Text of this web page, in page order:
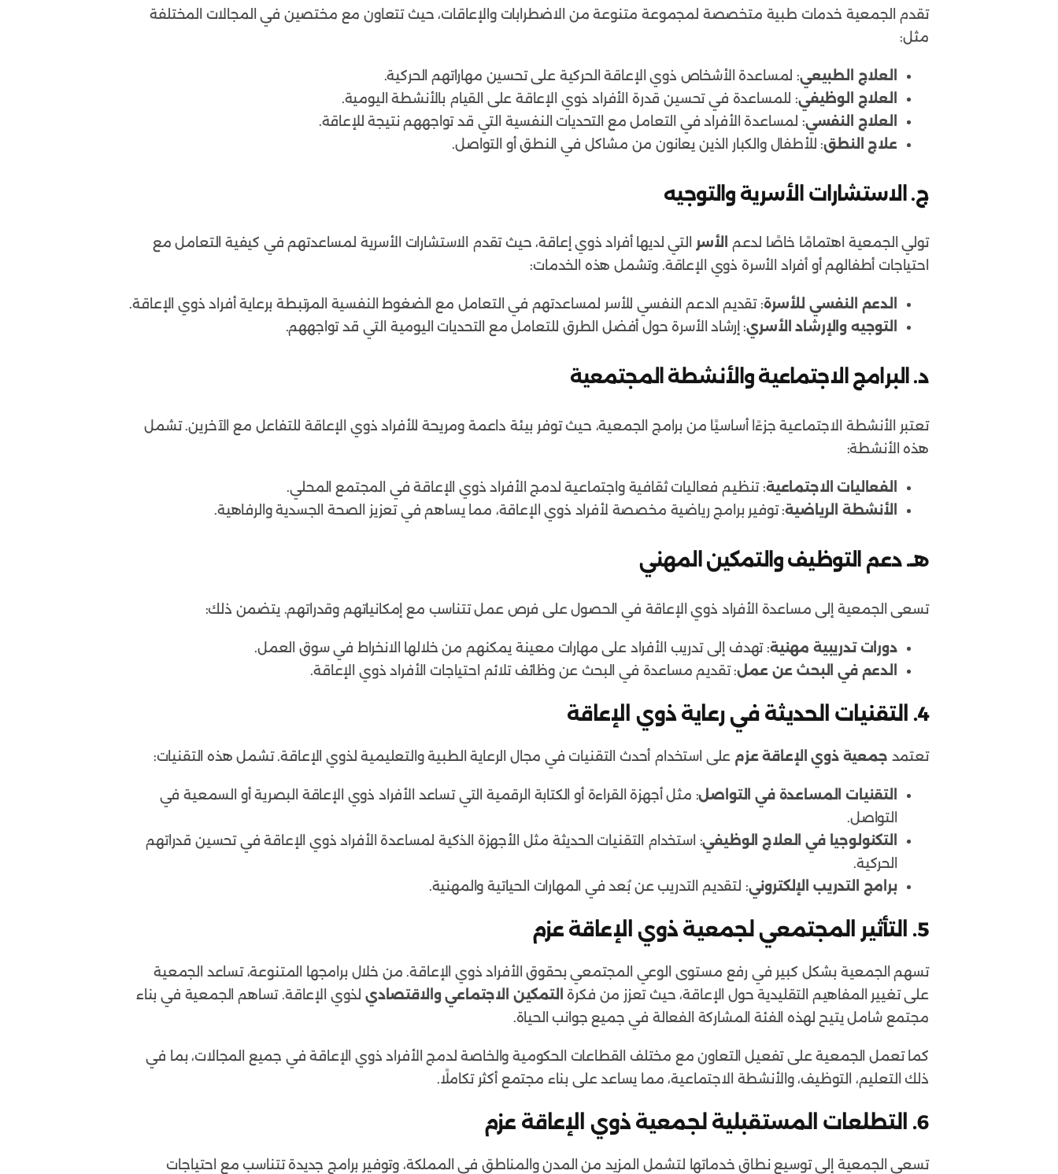
تقدم الجمعية خدمات طبية متخصصة لمجموعة متنوعة من الاضطرابات والإعاقات، حيث تتعاون مع مختصين في المجالات المختلفة
مثل:
العلاج الطبيعي: لمساعدة الأشخاص ذوي الإعاقة الحركية على تحسين مهاراتهم الحركية.
العلاج الوظيفي: للمساعدة في تحسين قدرة الأفراد ذوي الإعاقة على القيام بالأنشطة اليومية.
العلاج النفسي: لمساعدة الأفراد في التعامل مع التحديات النفسية التي قد تواجههم نتيجة للإعاقة.
علاج النطق: للأطفال والكبار الذين يعانون من مشاكل في النطق أو التواصل.
ج. الاستشارات الأسرية والتوجيه
تولي الجمعية اهتمامًا خاصًا لدعم الأسر
التي لديها أفراد ذوي إعاقة، حيث تقدم الاستشارات الأسرية لمساعدتهم في كيفية التعامل مع
احتياجات أطفالهم أو أفراد الأسرة ذوي الإعاقة. وتشمل هذه الخدمات:
الدعم النفسي للأسرة: تقديم الدعم النفسي للأسر لمساعدتهم في التعامل مع الضغوط النفسية المرتبطة برعاية أفراد ذوي الإعاقة.
التوجيه والإرشاد الأسري: إرشاد الأسرة حول أفضل الطرق للتعامل مع التحديات اليومية التي قد تواجههم.
د. البرامج الاجتماعية والأنشطة المجتمعية
تعتبر الأنشطة الاجتماعية جزءًا أساسيًا من برامج الجمعية، حيث توفر بيئة داعمة ومريحة للأفراد ذوي الإعاقة للتفاعل مع الآخرين. تشمل
هذه الأنشطة:
الفعاليات الاجتماعية: تنظيم فعاليات ثقافية واجتماعية لدمج الأفراد ذوي الإعاقة في المجتمع المحلي.
الأنشطة الرياضية: توفير برامج رياضية مخصصة لأفراد ذوي الإعاقة، مما يساهم في تعزيز الصحة الجسدية والرفاهية.
هـ. دعم التوظيف والتمكين المهني
تسعى الجمعية إلى مساعدة الأفراد ذوي الإعاقة في الحصول على فرص عمل تتناسب مع إمكانياتهم وقدراتهم. يتضمن ذلك:
دورات تدريبية مهنية: تهدف إلى تدريب الأفراد على مهارات معينة يمكنهم من خلالها الانخراط في سوق العمل.
الدعم في البحث عن عمل: تقديم مساعدة في البحث عن وظائف تلائم احتياجات الأفراد ذوي الإعاقة.
4. التقنيات الحديثة في رعاية ذوي الإعاقة
تعتمد جمعية ذوي الإعاقة عزم على استخدام أحدث التقنيات في مجال الرعاية الطبية والتعليمية لذوي الإعاقة. تشمل هذه التقنيات:
التقنيات المساعدة في التواصل: مثل أجهزة القراءة أو الكتابة الرقمية التي تساعد الأفراد ذوي الإعاقة البصرية أو السمعية في
التواصل.
التكنولوجيا في العلاج الوظيفي: استخدام التقنيات الحديثة مثل الأجهزة الذكية لمساعدة الأفراد ذوي الإعاقة في تحسين قدراتهم
الحركية.
برامج التدريب الإلكتروني: لتقديم التدريب عن بُعد في المهارات الحياتية والمهنية.
5. التأثير المجتمعي لجمعية ذوي الإعاقة عزم
تسهم الجمعية بشكل كبير في رفع مستوى الوعي المجتمعي بحقوق الأفراد ذوي الإعاقة. من خلال برامجها المتنوعة، تساعد الجمعية
على تغيير المفاهيم التقليدية حول الإعاقة، حيث تعزز من فكرة
التمكين الاجتماعي والاقتصادي لذوي الإعاقة. تساهم الجمعية في بناء
مجتمع شامل يتيح لهذه الفئة المشاركة الفعالة في جميع جوانب الحياة.
كما تعمل الجمعية على تفعيل التعاون مع مختلف القطاعات الحكومية والخاصة لدمج الأفراد ذوي الإعاقة في جميع المجالات، بما في
ذلك التعليم، التوظيف، والأنشطة الاجتماعية، مما يساعد على بناء مجتمع أكثر تكاملًا.
6. التطلعات المستقبلية لجمعية ذوي الإعاقة عزم
تسعى الجمعية إلى توسيع نطاق خدماتها لتشمل المزيد من المدن والمناطق في المملكة، وتوفير برامج جديدة تتناسب مع احتياجات